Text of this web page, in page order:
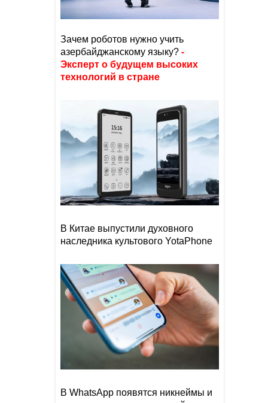
Зачем роботов нужно учить
азербайджанскому языку? -
Эксперт о будущем высоких
технологий в стране
В Китае выпустили духовного
наследника культового YotaPhone
В WhatsApp появятся никнеймы и